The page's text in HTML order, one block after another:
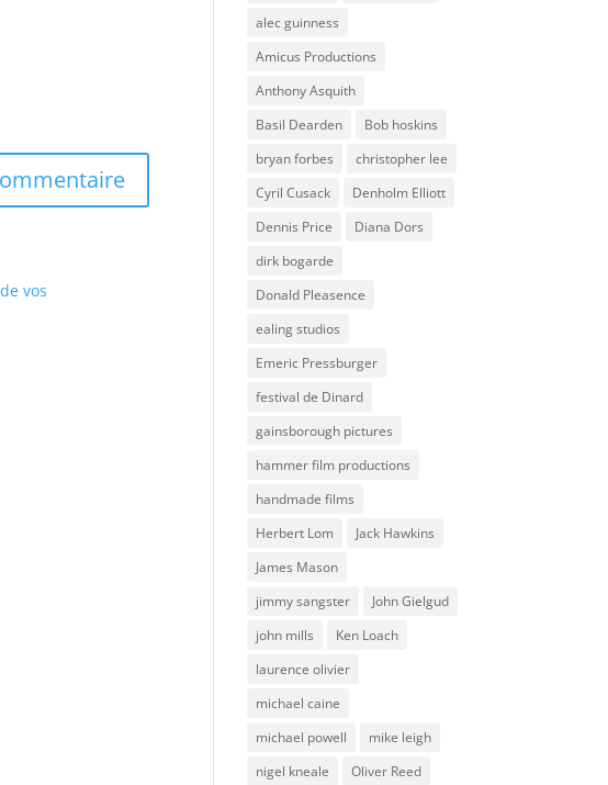
vos
alec guinness
Amicus Productions
Anthony Asquith
Basil Dearden
Bob hoskins
bryan forbes
christopher lee
Cyril Cusack
Denholm Elliott
Dennis Price
Diana Dors
dirk bogarde
Donald Pleasence
ealing studios
Emeric Pressburger
festival de Dinard
gainsborough pictures
hammer film productions
handmade films
Herbert Lom
Jack Hawkins
James Mason
jimmy sangster
John Gielgud
john mills
Ken Loach
laurence olivier
michael caine
michael powell
mike leigh
nigel kneale
Oliver Reed